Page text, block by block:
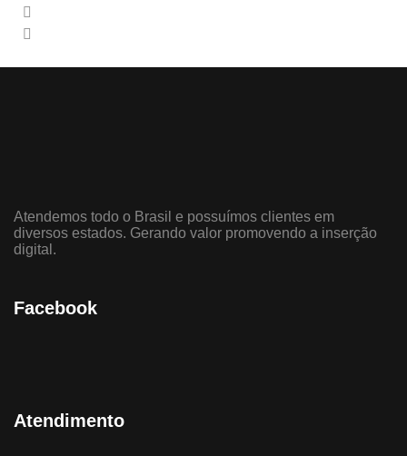
Atendemos todo o Brasil e possuímos clientes em
diversos estados. Gerando valor promovendo a inserção
digital.
Facebook
Atendimento